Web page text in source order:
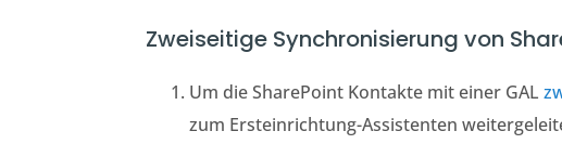
Zweiseitige Synchronisierung von
Um die SharePoint Kontakte mit einer GAL
zum Ersteinrichtung-Assistenten